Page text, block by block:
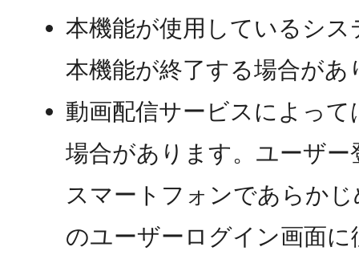
本機能が使用しているシ
本機能が終了する場合があ
動画配信サービスによっ
場合があります。ユーザ
スマートフォンであらか
のユーザーログイン画面